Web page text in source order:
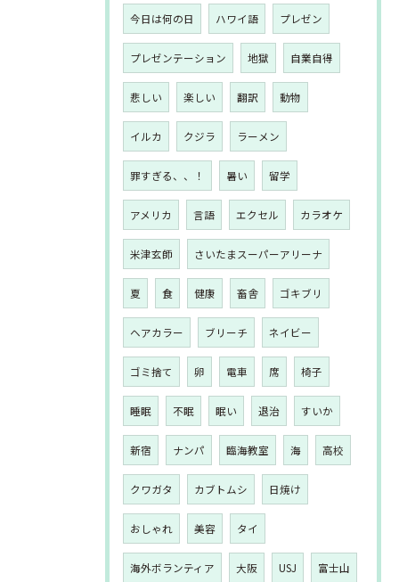
今日は何の日 ハワイ語 プレゼン
プレゼンテーション 地獄 自業自得
悲しい 楽しい 翻訳 動物
イルカ クジラ ラーメン
罪すぎる、、！ 暑い 留学
アメリカ 言語 エクセル カラオケ
米津玄師 さいたまスーパーアリーナ
夏 食 健康 畜舎 ゴキブリ
ヘアカラー ブリーチ ネイビー
ゴミ捨て 卵 電車 席 椅子
睡眠 不眠 眠い 退治 すいか
新宿 ナンパ 臨海教室 海 高校
クワガタ カブトムシ 日焼け
おしゃれ 美容 タイ
海外ボランティア 大阪 USJ 富士山